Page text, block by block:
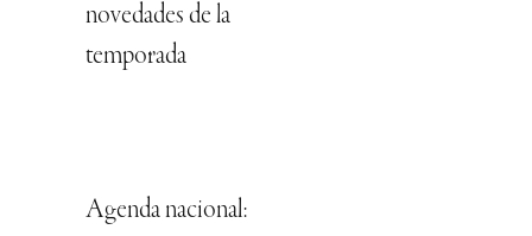
novedades de la
temporada
Agenda nacional: